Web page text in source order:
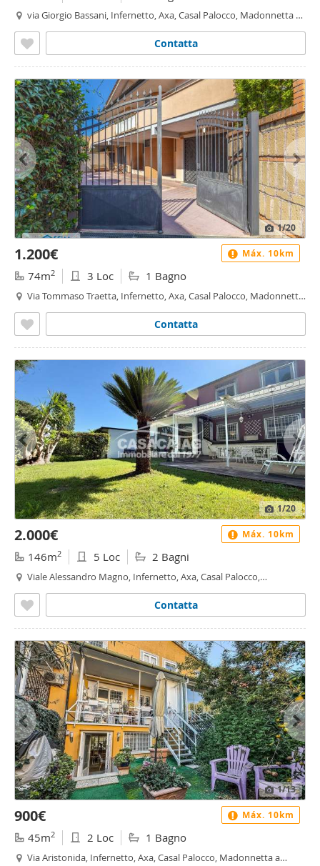
via Giorgio Bassani, Infernetto, Axa, Casal Palocco, Madonnetta a
Contatta
1/20
1.200€
74m2 3 Loc 1 Bagno
Via Tommaso Traetta, Infernetto, Axa, Casal Palocco, Madonnetta
Contatta
Máx. 10km
1/20
2.000€
146m2 5 Loc 2 Bagni
Viale Alessandro Magno, Infernetto, Axa, Casal Palocco,
Contatta
Máx. 10km
1/13
900€
45m2 2 Loc 1 Bagno
Via Aristonida, Infernetto, Axa, Casal Palocco, Madonnetta a
Máx. 10km